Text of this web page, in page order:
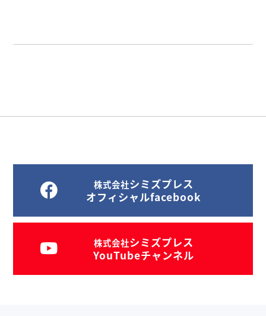
株式会社シミズプレス
オフィシャルfacebook
株式会社シミズプレス
YouTubeチャンネル